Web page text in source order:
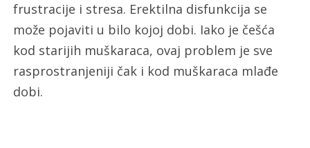
frustracije i stresa. Erektilna disfunkcija se
može pojaviti u bilo kojoj dobi. Iako je češća
kod starijih muškaraca, ovaj problem je sve
rasprostranjeniji čak i kod muškaraca mlađe
dobi.